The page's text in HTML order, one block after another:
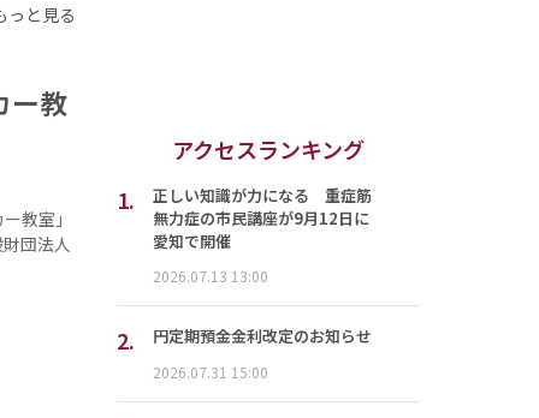
っと見る
ー教
教室」
団法人
アクセスランキング
1.
正しい知識が力になる 重症筋
無力症の市民講座が9月12日に
愛知で開催
2026.07.13 13:00
2. 円定期預金金利改定のお知らせ
2026.07.31 15:00